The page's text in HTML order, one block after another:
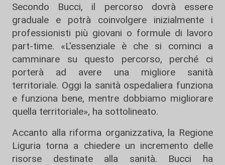
Secondo Bucci, il percorso dovrà essere
graduale e potrà coinvolgere inizialmente i
professionisti più giovani o formule di lavoro
part-time. «L'essenziale è che si cominci a
camminare su questo percorso, perché ci
porterà ad avere una migliore sanità
territoriale. Oggi la sanità ospedaliera funziona
e funziona bene, mentre dobbiamo migliorare
quella territoriale», ha sottolineato.
Accanto alla riforma organizzativa, la Regione
Liguria torna a chiedere un incremento delle
risorse destinate alla sanità. Bucci ha